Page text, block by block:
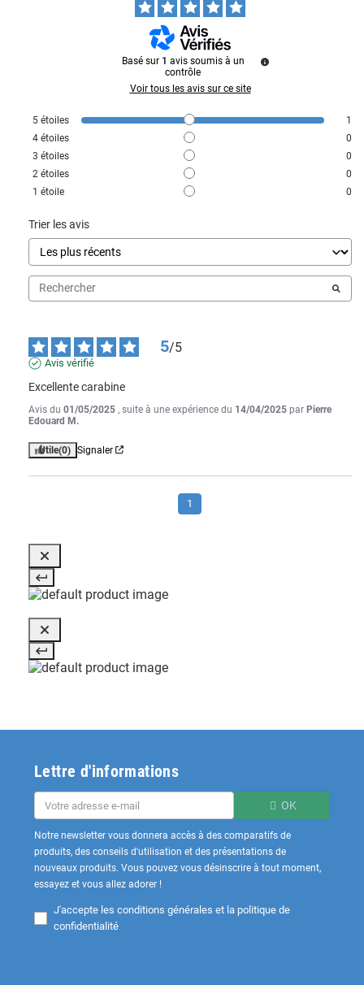
Basé sur 1 avis soumis à un
contrôle
Voir tous les avis sur ce site
5 étoiles
1
4 étoiles
0
3 étoiles
0
2 étoiles
0
1 étoile 0
Trier les avis
5/5
Avis vérifié
Excellente carabine
Avis du 01/05/2025 , suite à une expérience du 14/04/2025 par Pierre
Edouard M.
Utile(0) Signaler
1
Lettre d'informations
OK
Notre newsletter vous donnera accès à des comparatifs de
produits, des conseils d'utilisation et des présentations de
nouveaux produits. Vous pouvez vous désinscrire à tout moment,
essayez et vous allez adorer !
J'accepte les conditions générales et la politique de
confidentialité